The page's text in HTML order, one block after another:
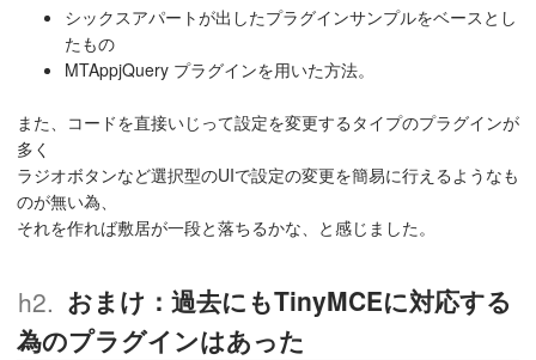
シックスアパートが出したプラグインサンプルをベースとし
たもの
MTAppjQuery プラグインを用いた方法。
また、コードを直接いじって設定を変更するタイプのプラグインが
多く
ラジオボタンなど選択型のUIで設定の変更を簡易に行えるようなも
のが無い為、
それを作れば敷居が一段と落ちるかな、と感じました。
おまけ：過去にもTinyMCEに対応する
為のプラグインはあった